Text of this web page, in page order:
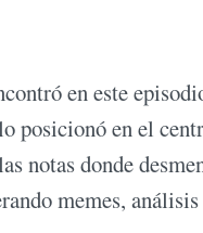
en este
en el
notas donde
memes,